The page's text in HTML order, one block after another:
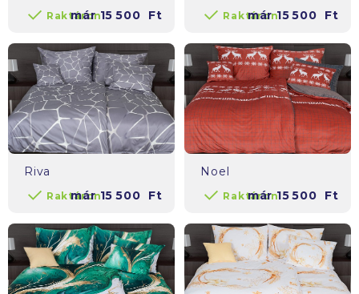
Raktáron
már15 500 Ft Raktáron
már15 500 Ft
Riva
Raktáron
már15 500 Ft
Noel
Raktáron
már15 500 Ft